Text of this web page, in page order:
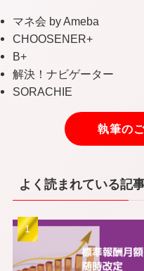
マネ会 by Ameba
CHOOSENER+
B+
解決！ナビゲーター
SORACHIE
執筆の
よく読まれている記